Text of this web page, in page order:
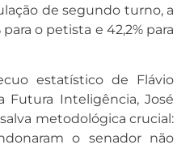
de segundo turno, a
o petista e 42,2% para
estatístico de Flávio
Futura Inteligência, José
metodológica crucial:
o senador não